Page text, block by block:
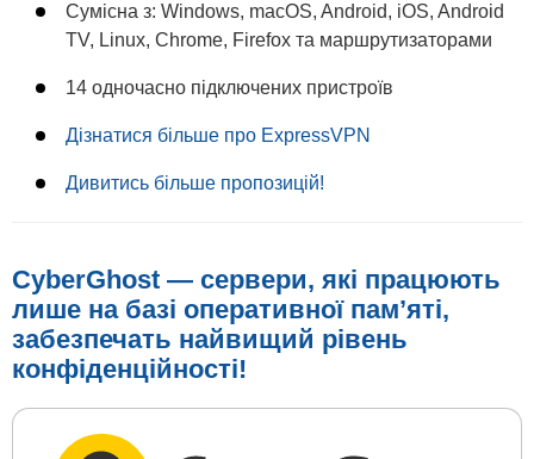
Сумісна з: Windows, macOS, Android, iOS, Android
TV, Linux, Chrome, Firefox та маршрутизаторами
14 одночасно підключених пристроїв
Дізнатися більше про ExpressVPN
Дивитись більше пропозицій!
CyberGhost — сервери, які працюють
лише на базі оперативної пам’яті,
забезпечать найвищий рівень
конфіденційності!